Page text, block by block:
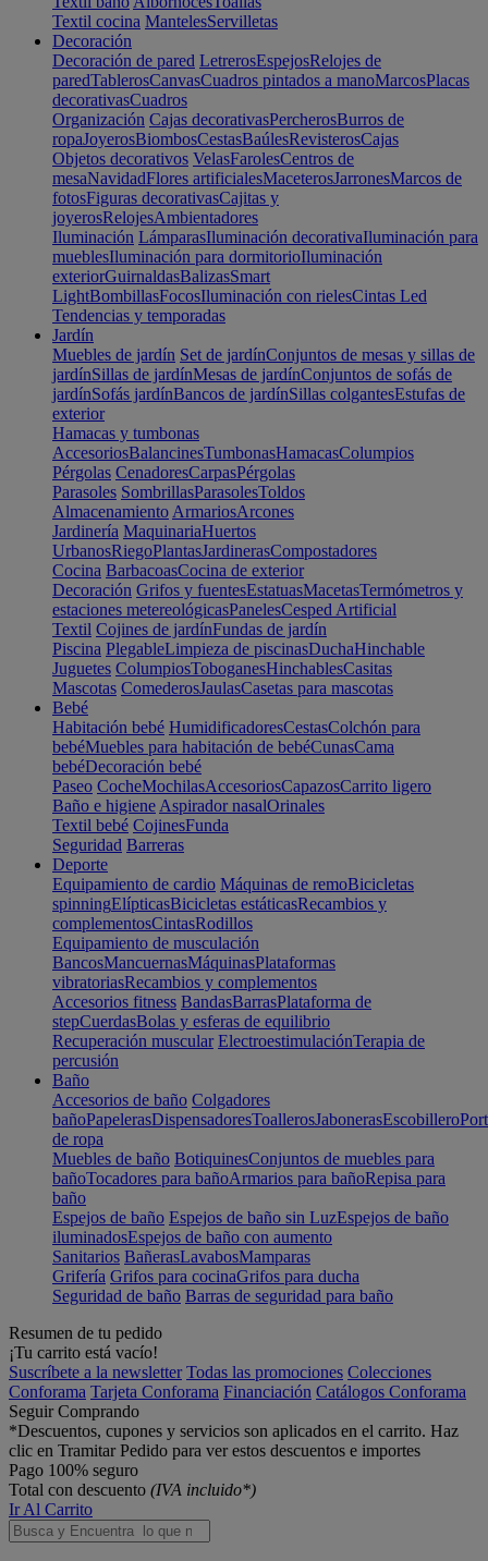
Textil cocina MantelesServilletas
Decoración
Decoración de pared LetrerosEspejosRelojes de
paredTablerosCanvasCuadros pintados a manoMarcosPlacas
decorativasCuadros
Organización Cajas decorativasPercherosBurros de
ropaJoyerosBiombosCestasBaúlesRevisterosCajas
Objetos decorativos VelasFarolesCentros de
mesaNavidadFlores artificialesMaceterosJarronesMarcos de
fotosFiguras decorativasCajitas y
joyerosRelojesAmbientadores
Iluminación LámparasIluminación decorativaIluminación para
mueblesIluminación para dormitorioIluminación
exteriorGuirnaldasBalizasSmart
LightBombillasFocosIluminación con rielesCintas Led
Tendencias y temporadas
Jardín
Muebles de jardín Set de jardínConjuntos de mesas y sillas de
jardínSillas de jardínMesas de jardínConjuntos de sofás de
jardínSofás jardínBancos de jardínSillas colgantesEstufas de
exterior
Hamacas y tumbonas
AccesoriosBalancinesTumbonasHamacasColumpios
Pérgolas CenadoresCarpasPérgolas
Parasoles SombrillasParasolesToldos
Almacenamiento ArmariosArcones
Jardinería MaquinariaHuertos
UrbanosRiegoPlantasJardinerasCompostadores
Cocina BarbacoasCocina de exterior
Decoración Grifos y fuentesEstatuasMacetasTermómetros y
estaciones metereológicasPanelesCesped Artificial
Textil Cojines de jardínFundas de jardín
Piscina PlegableLimpieza de piscinasDuchaHinchable
Juguetes ColumpiosToboganesHinchablesCasitas
Mascotas ComederosJaulasCasetas para mascotas
Bebé
Habitación bebé HumidificadoresCestasColchón para
bebéMuebles para habitación de bebéCunasCama
bebéDecoración bebé
Paseo CocheMochilasAccesoriosCapazosCarrito ligero
Baño e higiene Aspirador nasalOrinales
Textil bebé CojinesFunda
Seguridad Barreras
Deporte
Equipamiento de cardio Máquinas de remoBicicletas
spinningElípticasBicicletas estáticasRecambios y
complementosCintasRodillos
Equipamiento de musculación
BancosMancuernasMáquinasPlataformas
vibratoriasRecambios y complementos
Accesorios fitness BandasBarrasPlataforma de
stepCuerdasBolas y esferas de equilibrio
Recuperación muscular ElectroestimulaciónTerapia de
percusión
Baño
Accesorios de baño Colgadores
bañoPapelerasDispensadoresToallerosJabonerasEscobillero
de ropa
Muebles de baño BotiquinesConjuntos de muebles para
bañoTocadores para bañoArmarios para bañoRepisa para
baño
Espejos de baño Espejos de baño sin LuzEspejos de baño
iluminadosEspejos de baño con aumento
Sanitarios BañerasLavabosMamparas
Grifería Grifos para cocinaGrifos para ducha
Seguridad de baño Barras de seguridad para baño
Resumen de tu pedido
¡Tu carrito está vacío!
Suscríbete a la newsletter Todas las promociones Colecciones
Conforama Tarjeta Conforama Financiación Catálogos Conforama
Seguir Comprando
*Descuentos, cupones y servicios son aplicados en el carrito. Haz
clic en Tramitar Pedido para ver estos descuentos e importes
Pago 100% seguro
Total con descuento (IVA incluido*)
Ir Al Carrito